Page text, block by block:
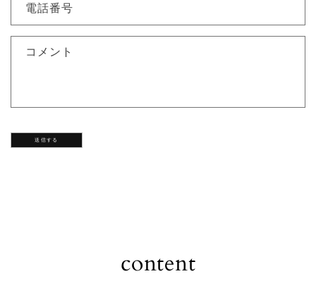
電話番号
コメント
送信する
content